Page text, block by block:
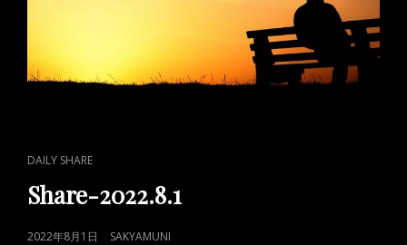
CAT
LINKS
DAILY SHARE
Share-2022.8.1
POSTED
2022年8月1日 SAKYAMUNI